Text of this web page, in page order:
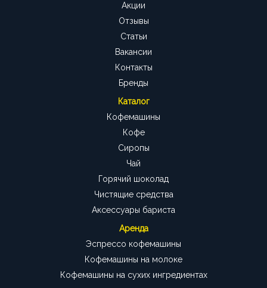
Акции
Отзывы
Статьи
Вакансии
Контакты
Бренды
Каталог
Кофемашины
Кофе
Сиропы
Чай
Горячий шоколад
Чистящие средства
Аксессуары бариста
Аренда
Эспрессо кофемашины
Кофемашины на молоке
Кофемашины на сухих ингредиентах